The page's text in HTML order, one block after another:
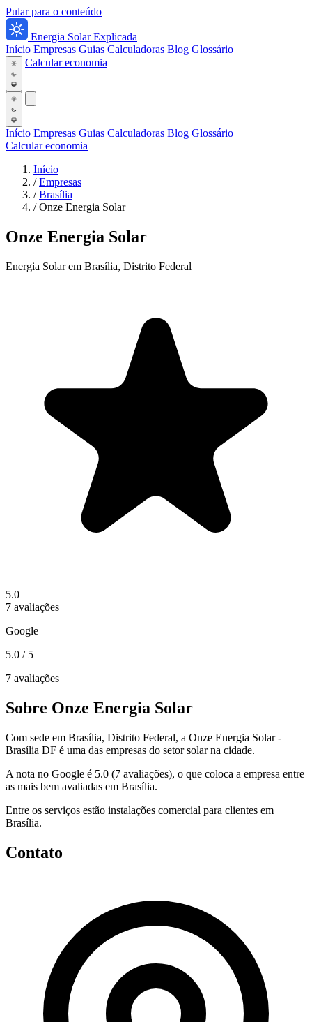
Pular para o conteúdo
Energia Solar Explicada
Início Empresas Guias Calculadoras Blog Glossário
Calcular economia
Início Empresas Guias Calculadoras Blog Glossário
Calcular economia
Início
/ Empresas
/ Brasília
/ Onze Energia Solar
Onze Energia Solar
Energia Solar em Brasília, Distrito Federal
5.0
7 avaliações
Google
5.0 / 5
7 avaliações
Sobre Onze Energia Solar
Com sede em Brasília, Distrito Federal, a Onze Energia Solar -
Brasília DF é uma das empresas do setor solar na cidade.
A nota no Google é 5.0 (7 avaliações), o que coloca a empresa entre
as mais bem avaliadas em Brasília.
Entre os serviços estão instalações comercial para clientes em
Brasília.
Contato